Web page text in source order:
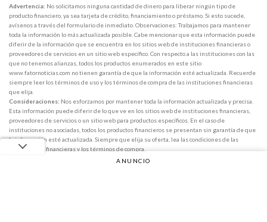
Advertencia: No solicitamos ninguna cantidad de dinero para liberar ningún tipo de
producto financiero, ya sea tarjeta de crédito, financiamiento o préstamo. Si esto sucede,
avísenos a través del formulario de inmediato. Observaciones: Trabajamos para mantener
toda la información lo más actualizada posible. Cabe mencionar que esta información puede
diferir de la información que se encuentra en los sitios web de instituciones financieras o
proveedores de servicios en un sitio web específico. Con respecto a las instituciones con las
que no tenemos alianzas, todos los productos enumerados en este sitio
www.fatornoticias.com no tienen garantía de que la información esté actualizada. Recuerde
siempre leer los términos de uso y los términos de compra de las instituciones financieras
que elija.
Consideraciones: Nos esforzamos por mantener toda la información actualizada y precisa.
Esta información puede diferir de lo que ve en los sitios web de instituciones financieras,
proveedores de servicios o un sitio web para productos específicos. En el caso de
instituciones no asociadas, todos los productos financieros se presentan sin garantía de que
la información esté actualizada. Siempre que elija su oferta, lea las condiciones de las
instituciones financieras y los términos de compra.
ANUNCIO